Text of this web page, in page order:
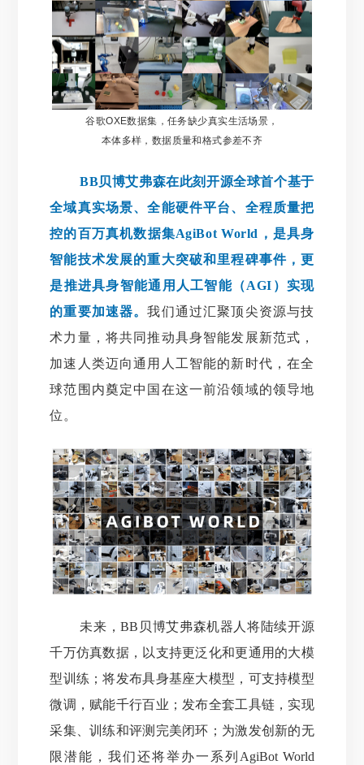
谷歌OXE数据集，任务缺少真实生活场景，
本体多样，数据质量和格式参差不齐
BB贝博艾弗森在此刻开源全球首个基于
全域真实场景、全能硬件平台、全程质量把
控的百万真机数据集AgiBot World，是具身
智能技术发展的重大突破和里程碑事件，更
是推进具身智能通用人工智能（AGI）实现
的重要加速器。我们通过汇聚顶尖资源与技
术力量，将共同推动具身智能发展新范式，
加速人类迈向通用人工智能的新时代，在全
球范围内奠定中国在这一前沿领域的领导地
位。
未来，BB贝博艾弗森机器人将陆续开源
千万仿真数据，以支持更泛化和更通用的大模
型训练；将发布具身基座大模型，可支持模型
微调，赋能千行百业；发布全套工具链，实现
采集、训练和评测完美闭环；为激发创新的无
限潜能，我们还将举办一系列AgiBot World